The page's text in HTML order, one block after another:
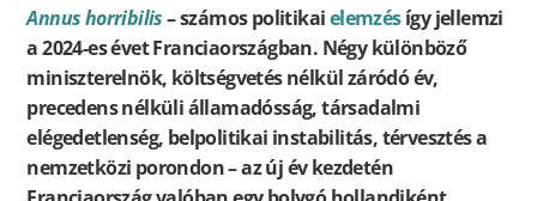
Annus horribilis– számos politikaielemzésígy jellemzi
a 2024-es évet Franciaországban. Négy különböző
miniszterelnök, költségvetés nélkül záródó év,
precedens nélküli államadósság, társadalmi
elégedetlenség, belpolitikai instabilitás, térvesztés a
nemzetközi porondon – az új év kezdetén